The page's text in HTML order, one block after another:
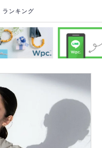
ランキング